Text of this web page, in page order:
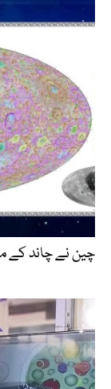
چین نے چاند کے